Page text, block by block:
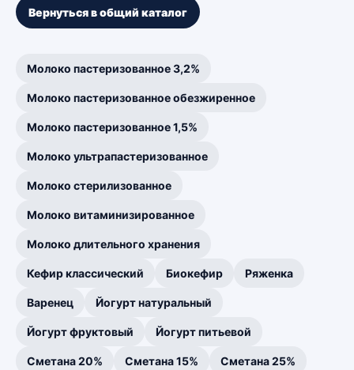
Вернуться в общий каталог
Молоко пастеризованное 3,2%
Молоко пастеризованное обезжиренное
Молоко пастеризованное 1,5%
Молоко ультрапастеризованное
Молоко стерилизованное
Молоко витаминизированное
Молоко длительного хранения
Кефир классический Биокефир Ряженка
Варенец Йогурт натуральный
Йогурт фруктовый Йогурт питьевой
Сметана 20% Сметана 15% Сметана 25%